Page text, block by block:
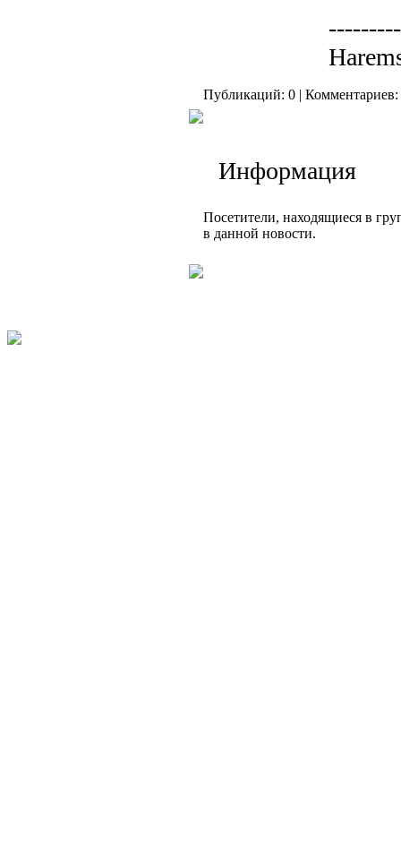
Публикаций: 0 | Комментариев:
Информация
Посетители, находящиеся в
в данной новости.